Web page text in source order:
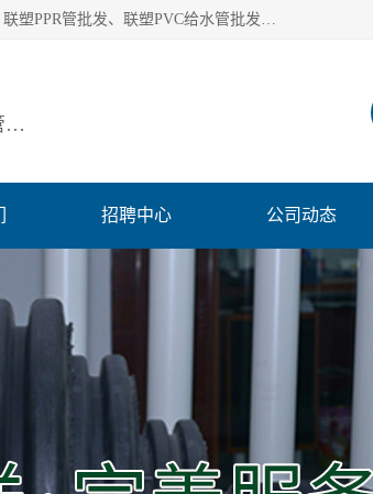
深圳市鹏润通建材有限公司是一家深圳联塑总代理企业，主营产品：深圳联塑PE管批发、联塑PPR管批发、联塑PVC给水管批发、联塑PVC排水管批发、联塑管道批发等。凭借服务以及多年的勤奋拼搏，发展成为一家销售各种管材管件，绝缘电工套管及配件等系列产品的贸易公司。公司秉承“顾客至上，锐意进取”的经营理念，坚持“客户至上”原则为广大客户提供的服务。欢迎惠顾！
深圳联塑PE管批发、联塑PPR管批发、联塑PVC给水管批发、联塑PVC排水管批发、联塑管道批发等
招聘中心 公司动态